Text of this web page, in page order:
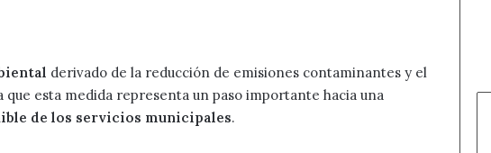
derivado de la reducción de emisiones contaminantes y el
que esta medida representa un paso importante hacia una
de los servicios municipales.